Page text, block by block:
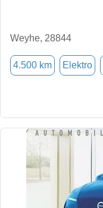
Weyhe, 28844
4.500 km Elektro